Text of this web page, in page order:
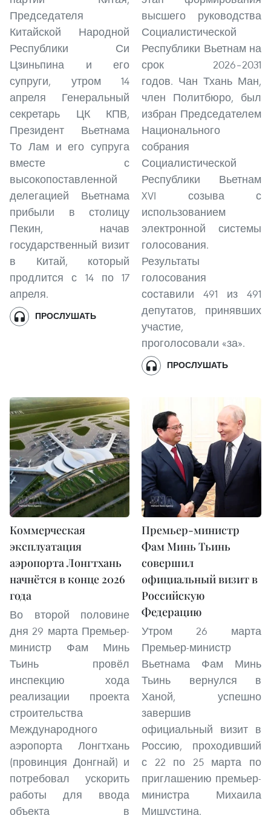
Председателя
Китайской Народной
Республики Си
Цзиньпина и его
супруги, утром 14
апреля Генеральный
секретарь ЦК КПВ,
Президент Вьетнама
То Лам и его супруга
вместе с
высокопоставленной
делегацией Вьетнама
прибыли в столицу
Пекин, начав
государственный визит
в Китай, который
продлится с 14 по 17
апреля.
ПРОСЛУШАТЬ
высшего руководства
Социалистической
Республики Вьетнам на
срок 2026–2031
годов. Чан Тхань Ман,
член Политбюро, был
избран Председателем
Национального
собрания
Социалистической
Республики Вьетнам
XVI созыва с
использованием
электронной системы
голосования.
Результаты
голосования
составили 491 из 491
депутатов, принявших
участие,
проголосовали «за».
ПРОСЛУШАТЬ
Коммерческая
эксплуатация
аэропорта Лонгтхань
начнётся в конце 2026
года
Во второй половине
дня 29 марта Премьер-
министр Фам Минь
Тьинь провёл
инспекцию хода
реализации проекта
строительства
Международного
аэропорта Лонгтхань
(провинция Донгнай) и
потребовал ускорить
работы для ввода
объекта в
Премьер-министр
Фам Минь Тьинь
совершил
официальный визит в
Российскую
Федерацию
Утром 26 марта
Премьер-министр
Вьетнама Фам Минь
Тьинь вернулся в
Ханой, успешно
завершив
официальный визит в
Россию, проходивший
с 22 по 25 марта по
приглашению премьер-
министра Михаила
Мишустина.